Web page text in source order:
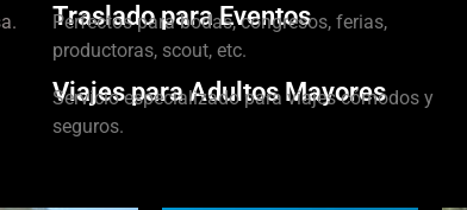
Traslado para Eventos
Perfectos para bodas, congresos, ferias,
productoras, scout, etc.
Viajes para Adultos Mayores
Servicio especializado para viajes cómodos y
seguros.